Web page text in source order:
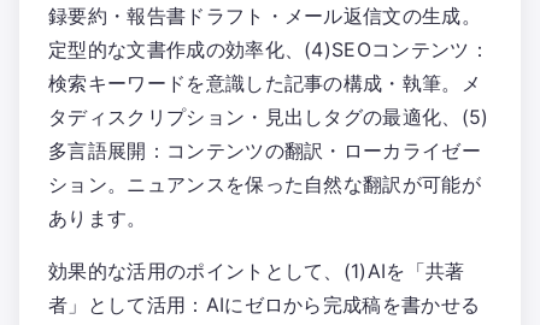
録要約・報告書ドラフト・メール返信文の生成。
定型的な文書作成の効率化、(4)SEOコンテンツ：
検索キーワードを意識した記事の構成・執筆。メ
タディスクリプション・見出しタグの最適化、(5)
多言語展開：コンテンツの翻訳・ローカライゼー
ション。ニュアンスを保った自然な翻訳が可能が
あります。
効果的な活用のポイントとして、(1)AIを「共著
者」として活用：AIにゼロから完成稿を書かせる